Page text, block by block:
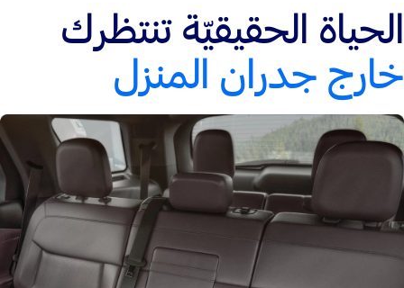
الحياة الحقيقيّة تنتظرك
خارج جدران المنزل